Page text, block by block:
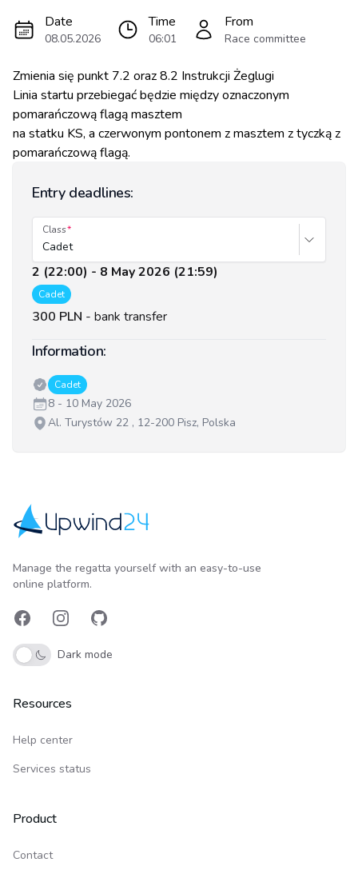
Date
08.05.2026
Time
06:01
From
Race committee
Zmienia się punkt 7.2 oraz 8.2 Instrukcji Żeglugi
Linia startu przebiegać będzie między oznaczonym
pomarańczową flagą masztem
na statku KS, a czerwonym pontonem z masztem z tyczką z
pomarańczową flagą.
Entry deadlines:
Class
Cadet
2 (22:00) - 8 May 2026 (21:59)
Cadet
300 PLN - bank transfer
Information:
Classes:
Cadet
Date:8 - 10 May 2026
Venue:
Al. Turystów 22 , 12-200 Pisz, Polska
Manage the regatta yourself with an easy-to-use
online platform.
FacebookInstagramGitHub
Dark mode
Resources
Help center
Services status
Product
Contact